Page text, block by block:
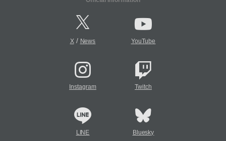
X/ News YouTube
Instagram Twitch
LINE Bluesky